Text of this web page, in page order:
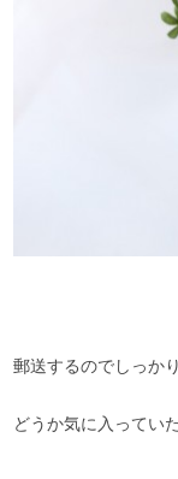
郵送するのでしっか
どうか気に入ってい